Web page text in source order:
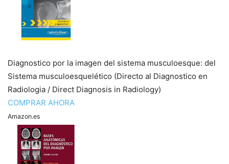
Diagnostico por la imagen del sistema musculoesque: del
Sistema musculoesquelético (Directo al Diagnostico en
Radiologia / Direct Diagnosis in Radiology)
COMPRAR AHORA
Amazon.es